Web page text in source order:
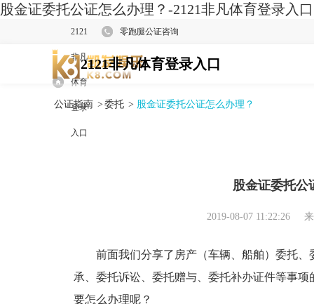
股金证委托公证怎么办理？-2121非凡体育登录入口
2121
非凡
体育
登录
入口
零跑腿公证咨询
2121非凡体育登录入口
公证指南 > 委托 > 股金证委托公证怎么办理？
股金证委托公
2019-08-07 11:22:26
前面我们分享了房产（车辆、船舶）委托、
承、委托诉讼、委托赠与、委托补办证件等事
要怎么办理呢？